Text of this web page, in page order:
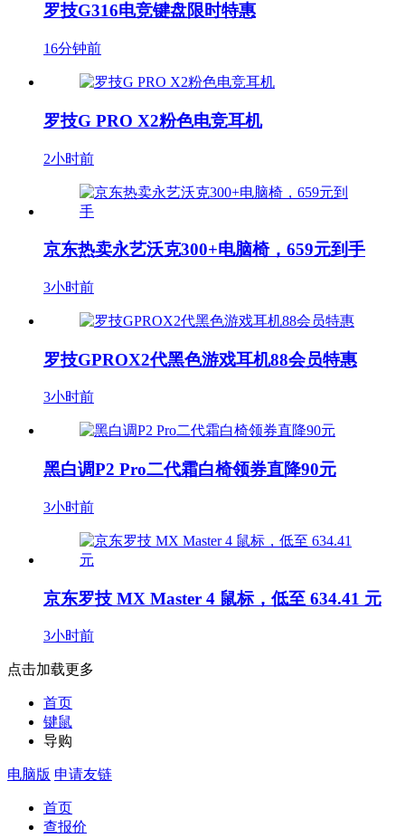
罗技G316电竞键盘限时特惠
16分钟前
罗技G PRO X2粉色电竞耳机
2小时前
京东热卖永艺沃克300+电脑椅，659元到手
3小时前
罗技GPROX2代黑色游戏耳机88会员特惠
3小时前
黑白调P2 Pro二代霜白椅领券直降90元
3小时前
京东罗技 MX Master 4 鼠标，低至 634.41 元
3小时前
点击加载更多
首页
键鼠
导购
电脑版 申请友链
首页
查报价